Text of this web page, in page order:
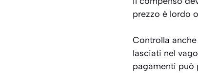
prezzo è lordo
Controlla
lasciati nel
pagamenti può